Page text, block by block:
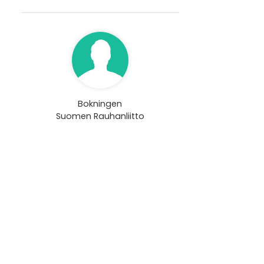
Bokningen
Suomen Rauhanliitto